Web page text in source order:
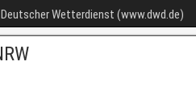
Deutscher Wetterdienst (www.dwd.de)